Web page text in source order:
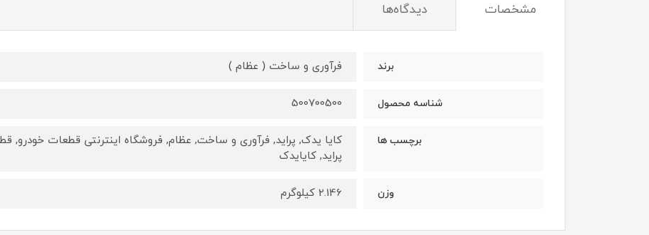
مشخصات دیدگاه‌ها
برند فرآوری و ساخت ( عظام )
شناسه محصول 500700500
برچسب ها
کایا یدک, پراید, فرآوری و ساخت, عظام, فروشگاه اینترنتی قطعات
پراید, کایایدک
وزن 2.146 کیلوگرم